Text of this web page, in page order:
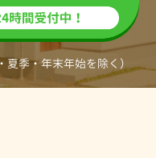
季・年末年始を除く）